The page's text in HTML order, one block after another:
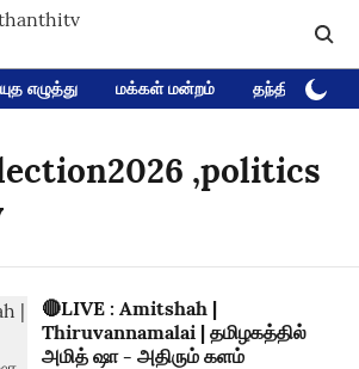
எழுத்து மக்கள் மன்றம் தந்தி டிவி
,politics
🔴LIVE : Amitshah |
Thiruvannamalai | தமிழகத்தில்
அமித் ஷா - அதிரும் களம்